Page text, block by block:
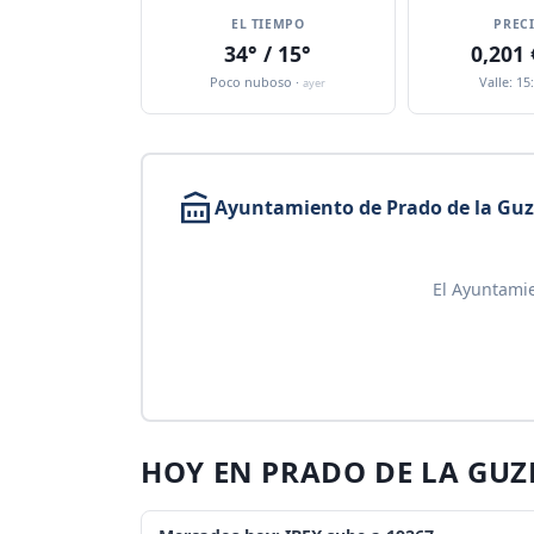
EL TIEMPO
34° / 15°
Poco nuboso ·ayer
0,201
Valle:
Ayuntamiento de Prado de la
El
HOY EN PRADO DE LA